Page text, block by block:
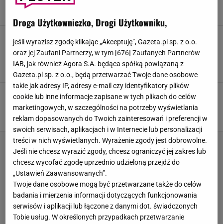
Magdalena Mućka, Anna Wójtowicz,
Ekspertka zwraca uwagę na
krytyczne słowa Trumpa o występie Bunny'ego.
"To nie jest przypadek"
Norbert Żyła, Kinga Molenda, 9 LUTEGO 2026, 16:42
Bad Bunny runął ze sceny na Super Bowl.
Widzowie wstrzymali oddech
Patrycja Kulasza, 9 LUTEGO 2026, 10:27
Droga Użytkowniczko, Drogi Użytkowniku,
jeśli wyrazisz zgodę klikając „Akceptuję”, Gazeta.pl sp. z o.o.
oraz jej Zaufani Partnerzy, w tym [ 676 ] Zaufanych Partnerów
IAB, jak również Agora S.A. będąca spółką powiązaną z
Gazeta.pl sp. z o.o., będą przetwarzać Twoje dane osobowe
takie jak adresy IP, adresy e-mail czy identyfikatory plików
cookie lub inne informacje zapisane w tych plikach do celów
marketingowych, w szczególności na potrzeby wyświetlania
reklam dopasowanych do Twoich zainteresowań i preferencji w
swoich serwisach, aplikacjach i w Internecie lub personalizacji
treści w nich wyświetlanych. Wyrażenie zgody jest dobrowolne.
Jeśli nie chcesz wyrazić zgody, chcesz ograniczyć jej zakres lub
chcesz wycofać zgodę uprzednio udzieloną przejdź do
„Ustawień Zaawansowanych”.
Twoje dane osobowe mogą być przetwarzane także do celów
badania i mierzenia informacji dotyczących funkcjonowania
serwisów i aplikacji lub łączone z danymi dot. świadczonych
Tobie usług. W określonych przypadkach przetwarzanie